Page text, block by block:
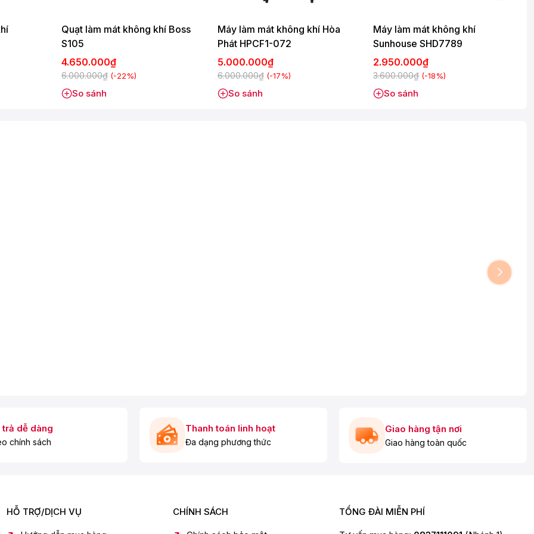
đồng nguyên chất siêu bền, hoạt động ổn định. Thân
tốt ở không gian lên đến 50m2 như cửa hàng, quán
từ xa, chú thích tiếng Việt rất dễ sử dụng. Chỉ một vài
chế phải bổ sung thêm nước. Phía mặt trước của sản
còn lại để bổ sung thêm nước kịp thời.
Quạt làm mát không khí Boss
S105
4.650.000₫
6.000.000₫ (-22%)
So sánh
Máy làm mát không khí Hòa
Phát HPCF1-072
5.000.000₫
6.000.000₫ (-17%)
So sánh
Máy làm mát không khí
Sunhouse SHD7789
2.950.000₫
3.600.000₫ (-18%)
So sánh
dễ dàng
chính sách
Thanh toán linh hoạt
Đa dạng phương thức
Giao hàng tận nơi
Giao hàng toàn quốc
HỖ TRỢ/DỊCH VỤ CHÍNH SÁCH TỔNG ĐÀI MIỄN PHÍ